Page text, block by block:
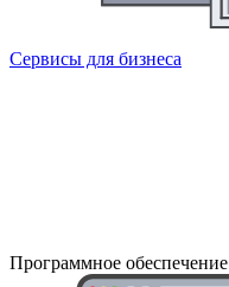
Сервисы для бизнеса
Программное обеспечение